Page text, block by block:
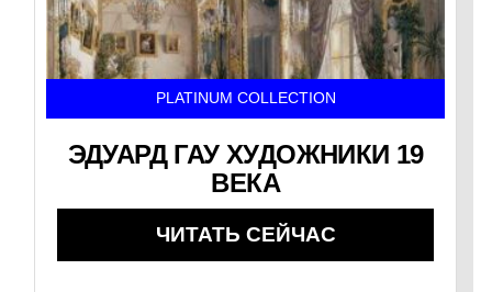
PLATINUM COLLECTION
ЭДУАРД ГАУ ХУДОЖНИКИ 19
ВЕКА
ЧИТАТЬ СЕЙЧАС